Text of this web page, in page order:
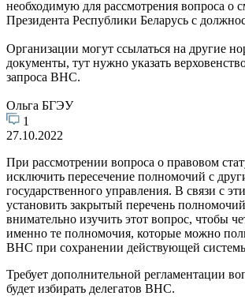
необходимую для рассмотрения вопроса о
Президента Республики Беларусь с
Организации могут ссылаться на другие
документы, тут нужно указать
запроса ВНС.
Ольга БГЭУ
1
27.10.2022
При рассмотрении вопроса о правовом
исключить пересечение полномочий с
государственного управления. В связи с
установить закрытый перечень
внимательно изучить этот вопрос, чтобы
именно те полномочия, которые можно
ВНС при сохранении действующей
Требует дополнительной регламентации
будет избирать делегатов ВНС.